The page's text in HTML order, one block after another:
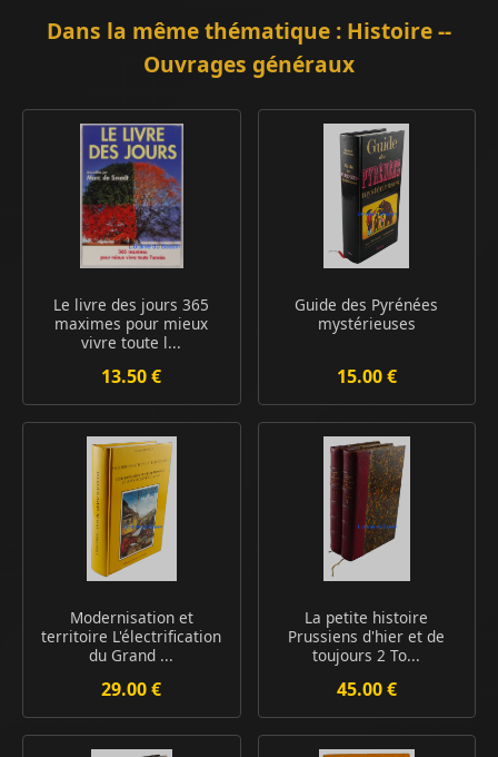
Dans la même thématique : Histoire --
Ouvrages généraux
Le livre des jours 365
maximes pour mieux
vivre toute l...
13.50 €
Guide des Pyrénées
mystérieuses
15.00 €
Modernisation et
territoire L'électrification
du Grand ...
29.00 €
La petite histoire
Prussiens d'hier et de
toujours 2 To...
45.00 €